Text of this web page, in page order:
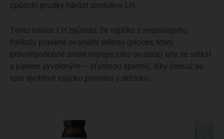
způsobí prudký nárůst produkce LH.
Tento nárůst LH způsobí, že vajíčko z nejzralejšího
folikulu praskne ovariální stěnou (proces, který
pravděpodobně znáte nejlépe jako ovulace) aby se setkal
s panem vyvoleným – šťastnou spermií, díky čemuž se
toto dychtivé vajíčko promění v děťátko.